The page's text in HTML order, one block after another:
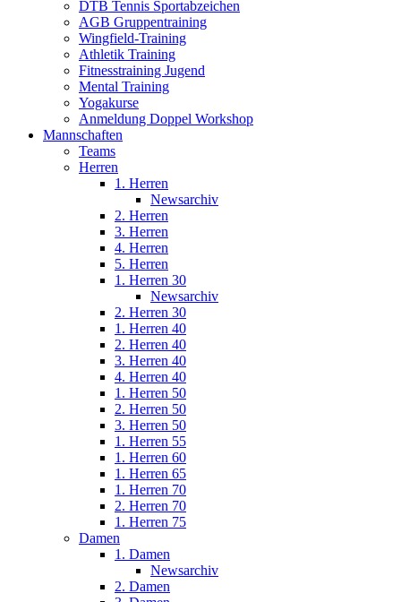
DTB Tennis Sportabzeichen
AGB Gruppentraining
Wingfield-Training
Athletik Training
Fitnesstraining Jugend
Mental Training
Yogakurse
Anmeldung Doppel Workshop
Mannschaften
Teams
Herren
1. Herren
Newsarchiv
2. Herren
3. Herren
4. Herren
5. Herren
1. Herren 30
Newsarchiv
2. Herren 30
1. Herren 40
2. Herren 40
3. Herren 40
4. Herren 40
1. Herren 50
2. Herren 50
3. Herren 50
1. Herren 55
1. Herren 60
1. Herren 65
1. Herren 70
2. Herren 70
1. Herren 75
Damen
1. Damen
Newsarchiv
2. Damen